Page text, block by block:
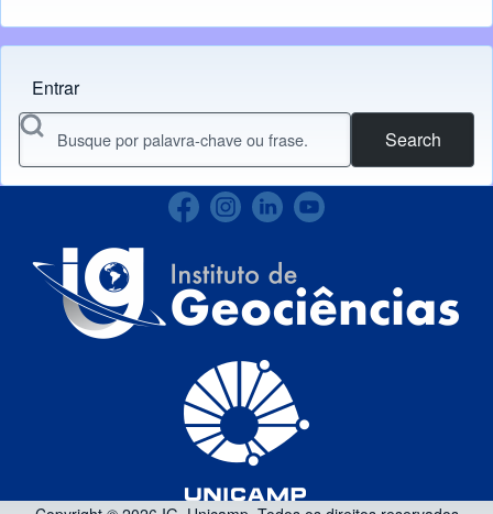
Menu do usuário
Entrar
Search